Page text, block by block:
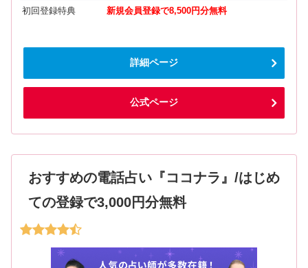
初回登録特典
新規会員登録で8,500円分無料
詳細ページ
公式ページ
おすすめの電話占い『ココナラ』/はじめ
ての登録で3,000円分無料